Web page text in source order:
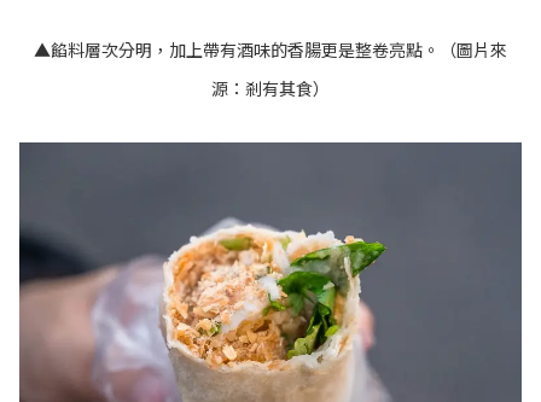
▲餡料層次分明，加上帶有酒味的香腸更是整卷亮點。（圖片來
源： 剎有其食）